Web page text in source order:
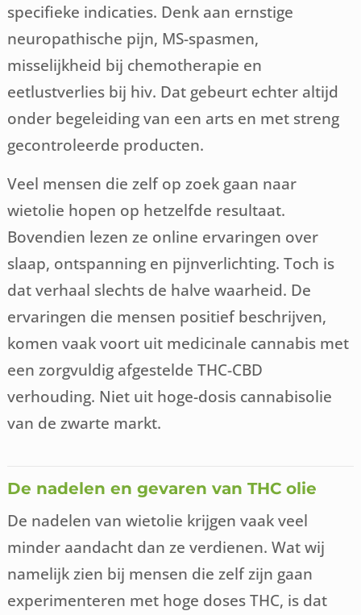
specifieke indicaties. Denk aan ernstige
neuropathische pijn, MS-spasmen,
misselijkheid bij chemotherapie en
eetlustverlies bij hiv. Dat gebeurt echter altijd
onder begeleiding van een arts en met streng
gecontroleerde producten.
Veel mensen die zelf op zoek gaan naar
wietolie hopen op hetzelfde resultaat.
Bovendien lezen ze online ervaringen over
slaap, ontspanning en pijnverlichting. Toch is
dat verhaal slechts de halve waarheid. De
ervaringen die mensen positief beschrijven,
komen vaak voort uit medicinale cannabis met
een zorgvuldig afgestelde THC-CBD
verhouding. Niet uit hoge-dosis cannabisolie
van de zwarte markt.
De nadelen en gevaren van THC olie
De nadelen van wietolie krijgen vaak veel
minder aandacht dan ze verdienen. Wat wij
namelijk zien bij mensen die zelf zijn gaan
experimenteren met hoge doses THC, is dat